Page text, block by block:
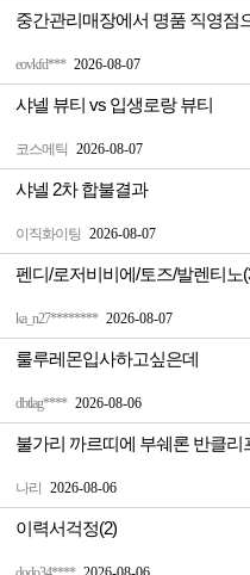
eovkfd*** 2026-08-07
중간관리매장에서 명품 직영점
코스메틱 2026-08-07
샤넬 뷰티 vs 입생로랑 뷰티
이직화이팅 2026-08-07
샤넬 2차 합불결과
ka_n27******** 2026-08-07
펜디/로저비비에/토즈/발렌티노
dbtlag**** 2026-08-06
룰루레몬입사하고싶은데
나리 2026-08-06
불가리 까르띠에 부쉐론 반클리
이력서걱정(2)